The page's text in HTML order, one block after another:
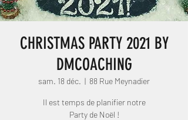
CHRISTMAS PARTY 2021 BY
DMCOACHING
sam. 18 déc.
  |
88 Rue Meynadier
Il est temps de planifier notre
Party de Noël !